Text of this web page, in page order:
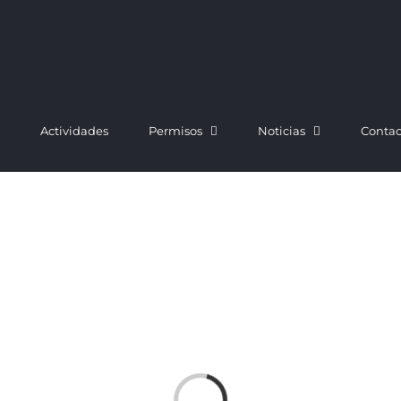
Actividades Permisos Noticias